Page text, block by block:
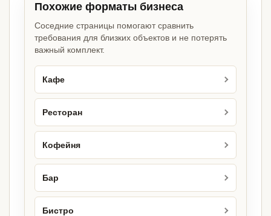
Похожие форматы бизнеса
Соседние страницы помогают сравнить
требования для близких объектов и не потерять
важный комплект.
Кафе
Ресторан
Кофейня
Бар
Бистро